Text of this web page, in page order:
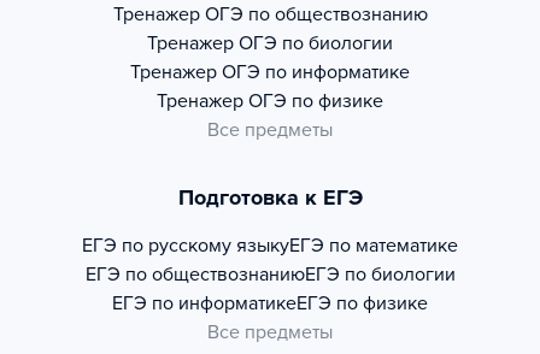
Тренажер ОГЭ по обществознанию
Тренажер ОГЭ по биологии
Тренажер ОГЭ по информатике
Тренажер ОГЭ по физике
Все предметы
Подготовка к ЕГЭ
ЕГЭ по русскому языкуЕГЭ по математике
ЕГЭ по обществознаниюЕГЭ по биологии
ЕГЭ по информатикеЕГЭ по физике
Все предметы